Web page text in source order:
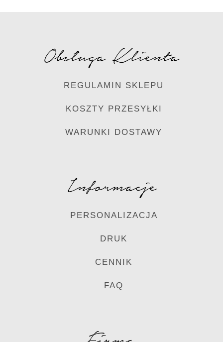
Obsługa Klienta
REGULAMIN SKLEPU
KOSZTY PRZESYŁKI
WARUNKI DOSTAWY
Informacje
PERSONALIZACJA
DRUK
CENNIK
FAQ